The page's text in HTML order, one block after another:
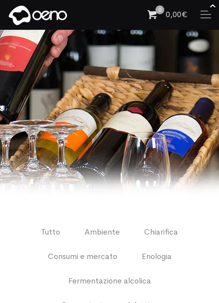
0 0,00€
Tutto Ambiente Chiarifica
Consumi e mercato Enologia
Fermentazione alcolica